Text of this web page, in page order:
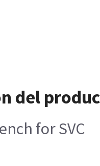
del
for SVC